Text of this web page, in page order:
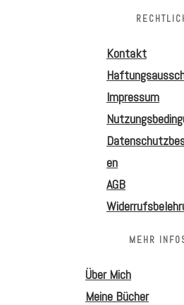
Kontakt
Impressum
en
AGB
MEHR
Über Mich
Meine Bücher